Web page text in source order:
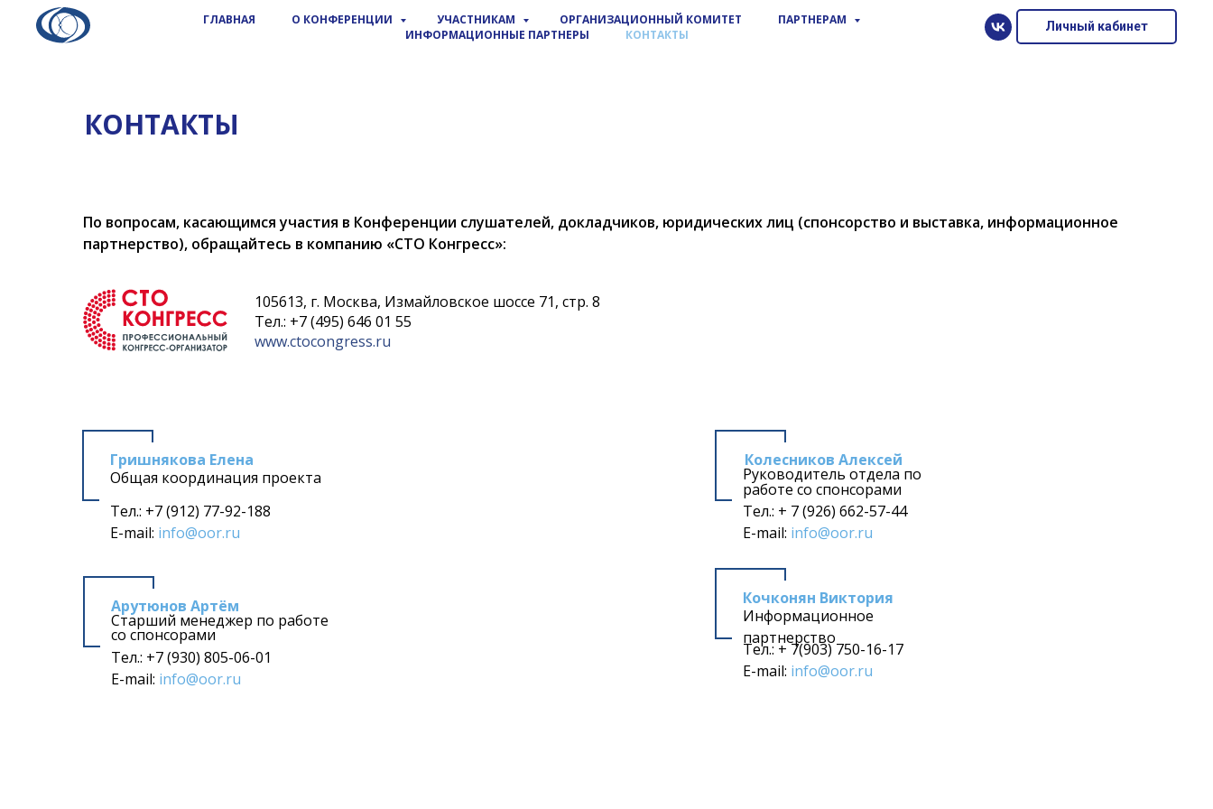
ГЛАВНАЯ О КОНФЕРЕНЦИИ УЧАСТНИКАМ ОРГАНИЗАЦИОННЫЙ КОМИТЕТ
ПАРТНЕРАМ
ИНФОРМАЦИОННЫЕ ПАРТНЕРЫ
КОНТАКТЫ
Личный кабинет
КОНТАКТЫ
По вопросам, касающимся участия в Конференции слушателей, докладчиков, юридических лиц (спонсорство и выставка, информационное
партнерство), обращайтесь в компанию «СТО Конгресс»:
Гришнякова Елена
Общая координация проекта
Тел.: +7 (912) 77-92-188
E-mail: info@oor.ru
Колесников Алексей
Руководитель отдела по
работе со спонсорами
Тел.: + 7 (926) 662-57-44
E-mail: info@oor.ru
Кочконян Виктория
Информационное
партнерство
Тел.: + 7(903) 750-16-17
E-mail: info@oor.ru
105613, г. Москва, Измайловское шоссе 71, стр. 8
Тел.: +7 (495) 646 01 55
www.ctocongress.ru
Арутюнов Артём
Старший менеджер по работе
со спонсорами
Тел.: +7 (930) 805-06-01
E-mail: info@oor.ru